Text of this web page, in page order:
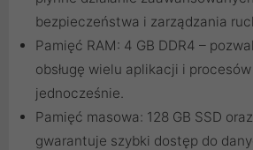
bezpieczeństwa i zarządzania
Pamięć RAM: 4 GB DDR4 –
obsługę wielu aplikacji i
jednocześnie.
Pamięć masowa: 128 GB SSD
gwarantuje szybki dostęp do